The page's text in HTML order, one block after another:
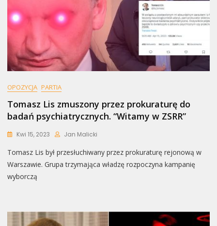
OPOZYCJA PARTIA
Tomasz Lis zmuszony przez prokuraturę do
badań psychiatrycznych. “Witamy w ZSRR”
Kwi 15, 2023 Jan Malicki
Tomasz Lis był przesłuchiwany przez prokuraturę rejonową w
Warszawie. Grupa trzymająca władzę rozpoczyna kampanię
wyborczą